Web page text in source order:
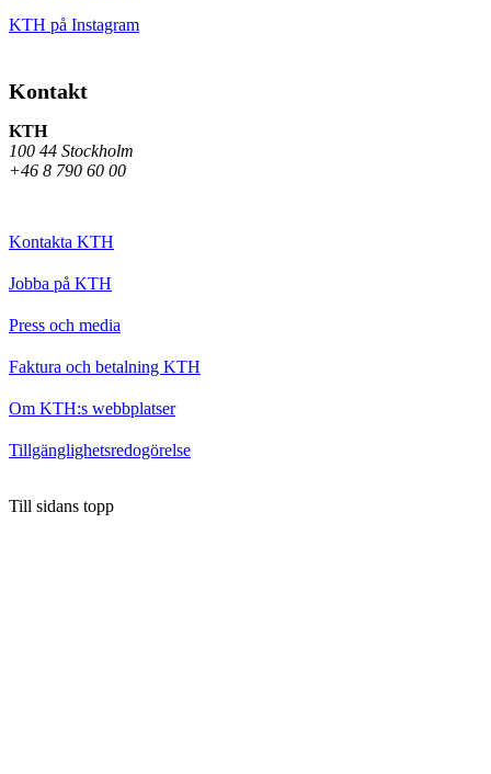
KTH på Instagram
Kontakt
KTH
100 44 Stockholm
+46 8 790 60 00
Kontakta KTH
Jobba på KTH
Press och media
Faktura och betalning KTH
Om KTH:s webbplatser
Tillgänglighetsredogörelse
Till sidans topp